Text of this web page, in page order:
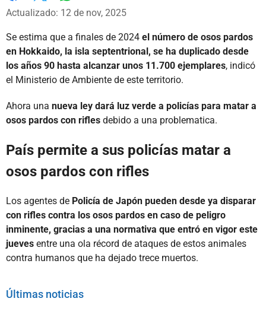
Facebook
X
Actualizado: 12 de nov, 2025
Se estima que a finales de 2024 el número de osos pardos
en Hokkaido, la isla septentrional, se ha duplicado desde
los años 90 hasta alcanzar unos 11.700 ejemplares, indicó
el Ministerio de Ambiente de este territorio.
Ahora una nueva ley dará luz verde a policías para matar a
osos pardos con rifles debido a una problematica.
País permite a sus policías matar a
osos pardos con rifles
Los agentes de Policía de Japón pueden desde ya disparar
con rifles contra los osos pardos en caso de peligro
inminente, gracias a una normativa que entró en vigor este
jueves entre una ola récord de ataques de estos animales
contra humanos que ha dejado trece muertos.
Últimas noticias